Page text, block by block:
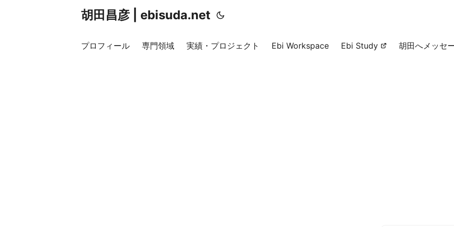
胡田昌彦 | ebisuda.net
プロフィール 専門領域 実績・プロジェクト Ebi Workspace Ebi Study 胡田へメッセ